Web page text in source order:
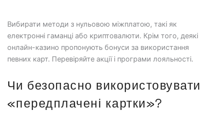
Вибирати методи з нульовою міжплатою, такі як
електронні гаманці або криптовалюти. Крім того, деякі
онлайн-казино пропонують бонуси за використання
певних карт. Перевіряйте акції і програми лояльності.
Чи безопасно використовувати
«передплачені картки»?